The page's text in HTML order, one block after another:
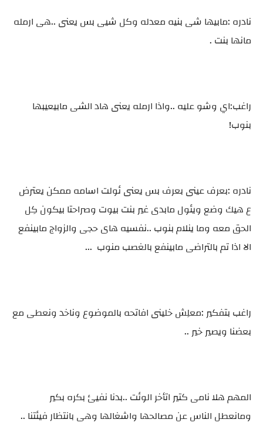
نادره :مابيها شى بنيه معدله وكل شيى بس يعنى ..هى ارمله
مانها بنت .
راغب:اي وشو عليه ..واذا ارمله يعنى هاد الشى مابيعيبها
بنوب!
نادره :بعرف عينى بعرف بس يعنى ئولت اسامه ممكن يعترض
ع هيك وضع ويئول مابدى غير بنت بيوت وصراحتا بيكون كِل
الحق معه وما ينلام بنوب ..نفسيه هاى حجى والزواج مابينفع
الا اذا تم بالتراضى مابينفع بالغصب منوب ...
راغب بتفكير :معلِش خلينى افاتحه بالموضوع وناخد ونعطى مع
بعضنا ويصير خير ..
المهم هلا نامى كتير اتأخر الوئت ..بدنا نفيئ بكره بكير
ومانعطل الناس عن مصالحها واشغالها وهى بانتظار فيئتنا ..